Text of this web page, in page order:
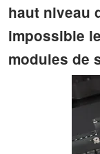
haut niveau
impossible
modules de